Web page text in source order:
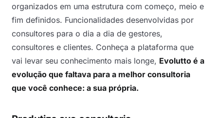
organizados em uma estrutura com começo, meio e
fim definidos. Funcionalidades desenvolvidas por
consultores para o dia a dia de gestores,
consultores e clientes. Conheça a plataforma que
vai levar seu conhecimento mais longe, Evolutto é a
evolução que faltava para a melhor consultoria
que você conhece: a sua própria.